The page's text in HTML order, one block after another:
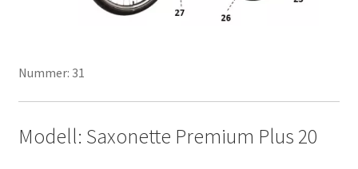
Nummer: 31
Modell: Saxonette Premium Plus 20